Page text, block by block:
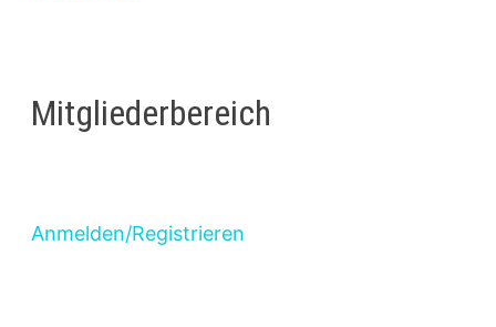
Mitgliederbereich
Anmelden/Registrieren